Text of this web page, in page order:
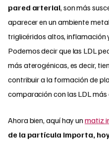
pared arterial, son más
aparecer en un ambiente
triglicéridos altos, inflamación
Podemos decir que las LDL
más aterogénicas, es decir,
contribuir a la formación de
comparación con las LDL más
Ahora bien, aquí hay unmatiz
de la partícula importa,